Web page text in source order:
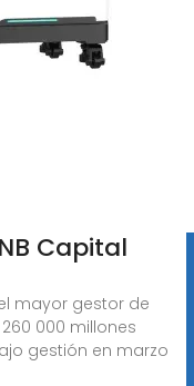
Capital
mayor gestor de
000 millones
gestión en marzo